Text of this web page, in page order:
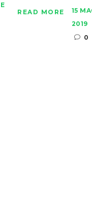
READ MORE
15
2019
0